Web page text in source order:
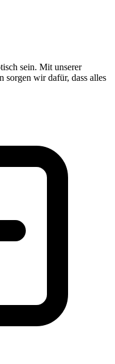
sein. Mit unserer
sorgen wir dafür, dass alles